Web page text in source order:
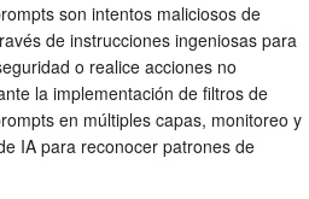
son intentos maliciosos de
de instrucciones ingeniosas para
o realice acciones no
la implementación de filtros de
en múltiples capas, monitoreo y
IA para reconocer patrones de